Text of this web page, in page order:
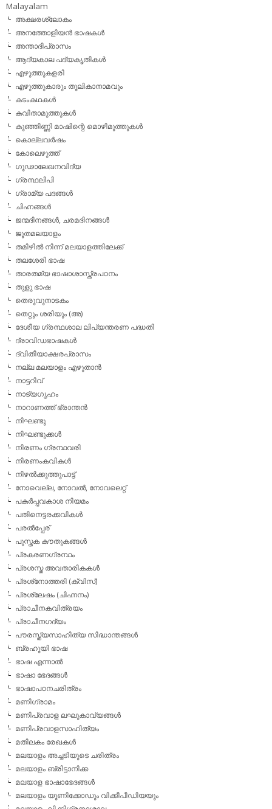
Malayalam
അക്ഷരശ്ലോകം
അനത്തോളിയന്‍ ഭാഷകള്‍
അന്താദിപ്രാസം
ആദ്യകാല പദ്യകൃതികള്‍
എഴുത്തുകളരി
എഴുത്തുകാരും തൂലികാനാമവും
കടംകഥകള്‍
കവിതാമുത്തുകള്‍
കുഞ്ഞിണ്ണി മാഷിന്റെ മൊഴിമുത്തുകള്‍
കൊല്ലവര്‍ഷം
കോലെഴുത്ത്
ഗൂഢാലേഖനവിദ്യ
ഗ്രന്ഥലിപി
ഗ്രാമ്യ പദങ്ങള്‍
ചിഹ്നങ്ങള്‍
ജന്മദിനങ്ങള്‍, ചരമദിനങ്ങള്‍
ജൂതമലയാളം
തമിഴില്‍ നിന്ന് മലയാളത്തിലേക്ക്
തലശേരി ഭാഷ
താരതമ്യ ഭാഷാശാസ്ത്രപഠനം
തുളു ഭാഷ
തെരുവുനാടകം
തെറ്റും ശരിയും (അ)
ദേശീയ ഗ്രന്ഥശാല ലിപ്യന്തരണ പദ്ധതി
ദ്രാവിഡഭാഷകള്‍
ദ്വിതീയാക്ഷരപ്രാസം
നല്ല മലയാളം എഴുതാന്‍
നാട്ടറിവ്
നാട്യഗൃഹം
നാറാണത്ത് ഭ്രാന്തന്‍
നിഘണ്ടു
നിഘണ്ടുക്കള്‍
നിരണം ഗ്രന്ഥവരി
നിരണംകവികള്‍
നിഴല്‍ക്കുത്തുപാട്ട്
നോവെല്ല, നോവല്‍, നോവലെറ്റ്
പകര്‍പ്പവകാശ നിയമം
പതിനെട്ടരക്കവികള്‍
പരല്‍പ്പേര്
പുസ്തക കൗതുകങ്ങള്‍
പ്രകരണഗ്രന്ഥം
പ്രശസ്ത അവതാരികകള്‍
പ്രശ്‌നോത്തരി (ക്വിസ്)
പ്രശ്ലേഷം (ചിഹ്നനം)
പ്രാചീനകവിത്രയം
പ്രാചീനഗദ്യം
പൗരസ്ത്യസാഹിത്യ സിദ്ധാന്തങ്ങള്‍
ബ്രഹൂയി ഭാഷ
ഭാഷ എന്നാല്‍
ഭാഷാ ഭേദങ്ങള്‍
ഭാഷാപഠനചരിത്രം
മണിഗ്രാമം
മണിപ്രവാള ലഘുകാവ്യങ്ങള്‍
മണിപ്രവാളസാഹിത്യം
മതിലകം രേഖകള്‍
മലയാളം അച്ചടിയുടെ ചരിത്രം
മലയാളം ബ്രിട്ടാനിക്ക
മലയാള ഭാഷാഭേദങ്ങള്‍
മലയാളം യൂണിക്കോഡും വിക്കീപീഡിയയും